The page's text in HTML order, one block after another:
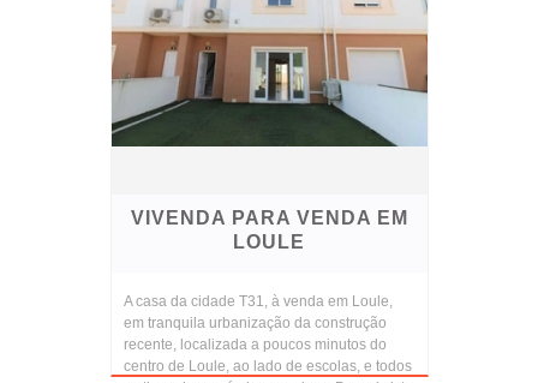
VIVENDA PARA VENDA EM
LOULE
A casa da cidade T31, à venda em Loule,
em tranquila urbanização da construção
recente, localizada a poucos minutos do
centro de Loule, ao lado de escolas, e todos